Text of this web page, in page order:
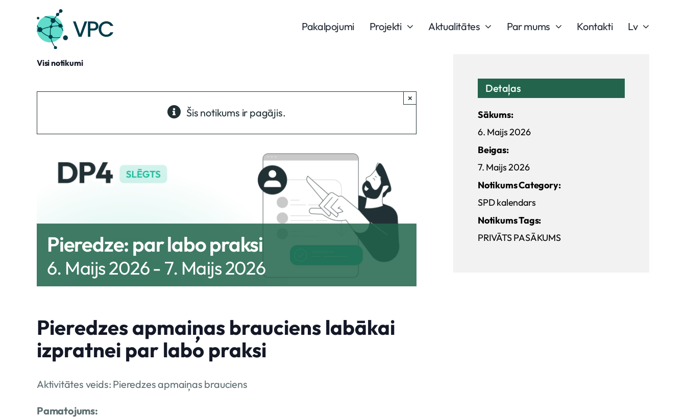
Pakalpojumi Projekti Aktualitātes Par mums Kontakti Lv
Visi notikumi
Šis notikums ir pagājis.
×
Pieredze: par labo praksi
6. Maijs 2026- 7. Maijs 2026
Pieredzes apmaiņas brauciens labākai
izpratnei par labo praksi
Aktivitātes veids: Pieredzes apmaiņas brauciens
Pamatojums:
Detaļas
Sākums:
6. Maijs 2026
Beigas:
7. Maijs 2026
Notikums Category:
SPD kalendars
Notikums Tags:
PRIVĀTS PASĀKUMS